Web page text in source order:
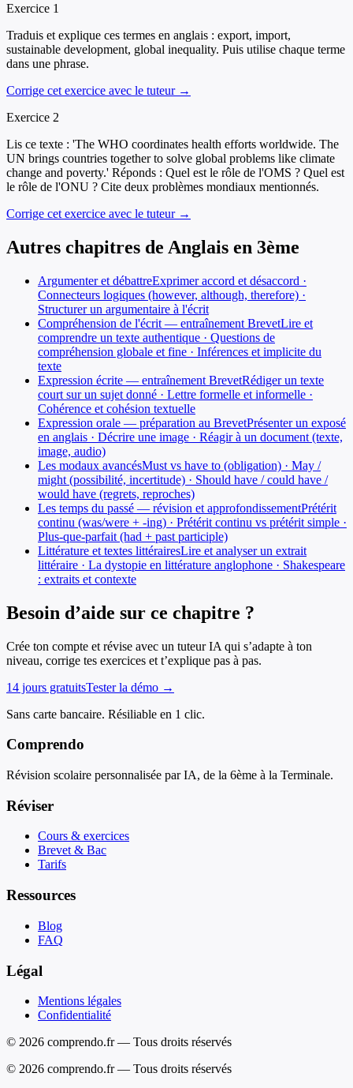
Exercice 1
Traduis et explique ces termes en anglais : export, import,
sustainable development, global inequality. Puis utilise chaque terme
dans une phrase.
Corrige cet exercice avec le tuteur →
Exercice 2
Lis ce texte : 'The WHO coordinates health efforts worldwide. The
UN brings countries together to solve global problems like climate
change and poverty.' Réponds : Quel est le rôle de l'OMS ? Quel est
le rôle de l'ONU ? Cite deux problèmes mondiaux mentionnés.
Corrige cet exercice avec le tuteur →
Autres chapitres de Anglais en 3ème
Argumenter et débattreExprimer accord et désaccord ·
Connecteurs logiques (however, although, therefore) ·
Structurer un argumentaire à l'écrit
Compréhension de l'écrit — entraînement BrevetLire et
comprendre un texte authentique · Questions de
compréhension globale et fine · Inférences et implicite du
texte
Expression écrite — entraînement BrevetRédiger un texte
court sur un sujet donné · Lettre formelle et informelle ·
Cohérence et cohésion textuelle
Expression orale — préparation au BrevetPrésenter un exposé
en anglais · Décrire une image · Réagir à un document (texte,
image, audio)
Les modaux avancésMust vs have to (obligation) · May /
might (possibilité, incertitude) · Should have / could have /
would have (regrets, reproches)
Les temps du passé — révision et approfondissementPrétérit
continu (was/were + -ing) · Prétérit continu vs prétérit simple ·
Plus-que-parfait (had + past participle)
Littérature et textes littérairesLire et analyser un extrait
littéraire · La dystopie en littérature anglophone · Shakespeare
: extraits et contexte
Besoin d’aide sur ce chapitre ?
Crée ton compte et révise avec un tuteur IA qui s’adapte à ton
niveau, corrige tes exercices et t’explique pas à pas.
14 jours gratuitsTester la démo →
Sans carte bancaire. Résiliable en 1 clic.
Comprendo
Révision scolaire personnalisée par IA, de la 6ème à la Terminale.
Réviser
Cours & exercices
Brevet & Bac
Tarifs
Ressources
Blog
FAQ
Légal
Mentions légales
Confidentialité
© 2026 comprendo.fr — Tous droits réservés
© 2026 comprendo.fr — Tous droits réservés